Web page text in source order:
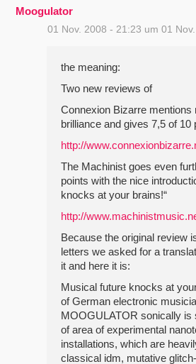
Moogulator
01 Nov. 2008 - 21:23 um 01
the meaning:
Two new reviews of
Connexion Bizarre mentions
brilliance and gives 7,5 of 10
http://
The Machinist goes even
points with the nice
knocks at your brains!“
http://
Because the original review
letters we asked for a
it and here it is:
Musical future knocks at
of German electronic
MOOGULATOR sonically is
of area of experimental
installations, which are
classical idm, mutative